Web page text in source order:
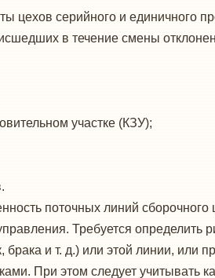
цехов серийного и единично­го
в течение смены
участке (КЗУ);
поточных линий
Требуется
брака и т. д.) или этой линии,
При этом следует учитывать